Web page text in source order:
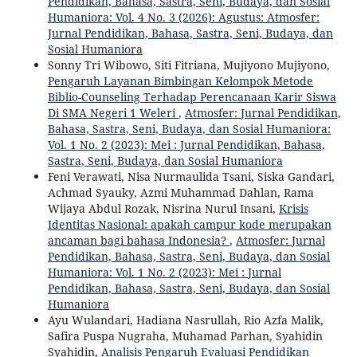
Humaniora: Vol. 4 No. 3 (2026): Agustus: Atmosfer:
Jurnal Pendidikan, Bahasa, Sastra, Seni, Budaya, dan
Sosial Humaniora
Sonny Tri Wibowo, Siti Fitriana, Mujiyono Mujiyono,
Pengaruh Layanan Bimbingan Kelompok Metode
Biblio-Counseling Terhadap Perencanaan Karir Siswa
Di SMA Negeri 1 Weleri, Atmosfer: Jurnal Pendidikan,
Bahasa, Sastra, Seni, Budaya, dan Sosial Humaniora:
Vol. 1 No. 2 (2023): Mei : Jurnal Pendidikan, Bahasa,
Sastra, Seni, Budaya, dan Sosial Humaniora
Feni Verawati, Nisa Nurmaulida Tsani, Siska Gandari,
Achmad Syauky, Azmi Muhammad Dahlan, Rama
Wijaya Abdul Rozak, Nisrina Nurul Insani, Krisis
Identitas Nasional: apakah campur kode merupakan
ancaman bagi bahasa Indonesia? , Atmosfer: Jurnal
Pendidikan, Bahasa, Sastra, Seni, Budaya, dan Sosial
Humaniora: Vol. 1 No. 2 (2023): Mei : Jurnal
Pendidikan, Bahasa, Sastra, Seni, Budaya, dan Sosial
Humaniora
Ayu Wulandari, Hadiana Nasrullah, Rio Azfa Malik,
Safira Puspa Nugraha, Muhamad Parhan, Syahidin
Syahidin, Analisis Pengaruh Evaluasi Pendidikan